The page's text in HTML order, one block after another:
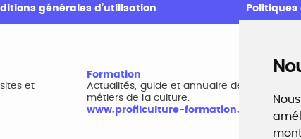
générales d’utilisation
et
Formation
Actualités, guide et annuaire des
métiers de la culture.
www.profilculture-formation.com